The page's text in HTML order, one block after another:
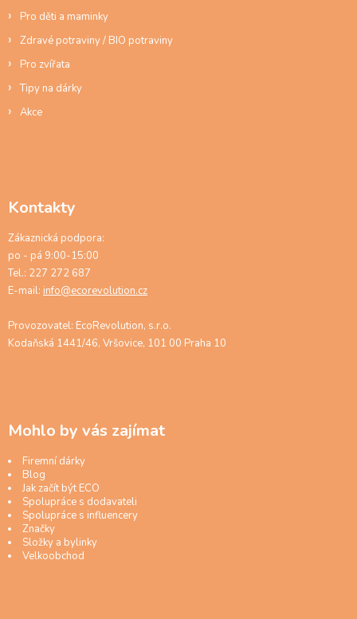
Pro děti a maminky
Zdravé potraviny / BIO potraviny
Pro zvířata
Tipy na dárky
Akce
Kontakty
Zákaznická podpora:
po - pá 9:00-15:00
Tel.: 227 272 687
E-mail: info@ecorevolution.cz
Provozovatel: EcoRevolution, s.r.o.
Kodaňská 1441/46, Vršovice, 101 00 Praha 10
Mohlo by vás zajímat
Firemní dárky
Blog
Jak začít být ECO
Spolupráce s dodavateli
Spolupráce s influencery
Značky
Složky a bylinky
Velkoobchod